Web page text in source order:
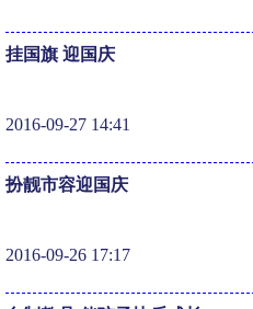
挂国旗 迎国庆
2016-09-27 14:41
扮靓市容迎国庆
2016-09-26 17:17